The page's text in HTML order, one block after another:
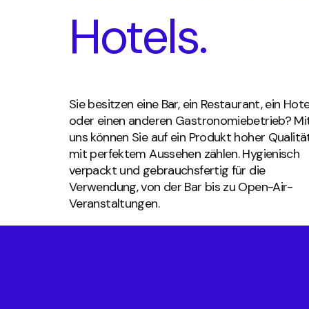
Hotels.
Sie besitzen eine Bar, ein Restaurant, ein
oder einen anderen Gastronomiebetrieb?
uns können Sie auf ein Produkt hoher
mit perfektem Aussehen zählen. Hygienisch
verpackt und gebrauchsfertig für die
Verwendung, von der Bar bis zu Open-Air-
Veranstaltungen.